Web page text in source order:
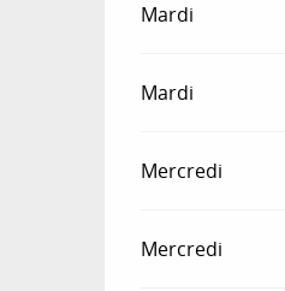
Mardi
Mardi
Mercredi
Mercredi